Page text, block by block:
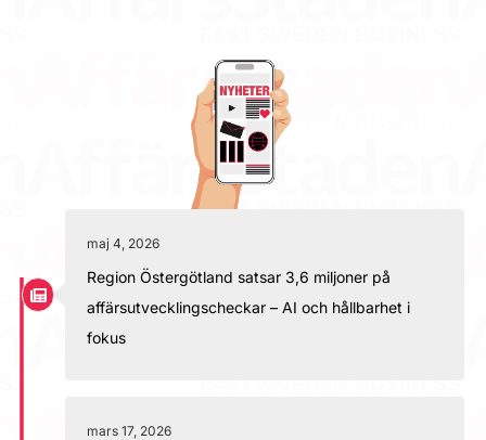
maj 4, 2026
Region Östergötland satsar 3,6 miljoner på
affärsutvecklingscheckar – AI och hållbarhet i
fokus
mars 17, 2026